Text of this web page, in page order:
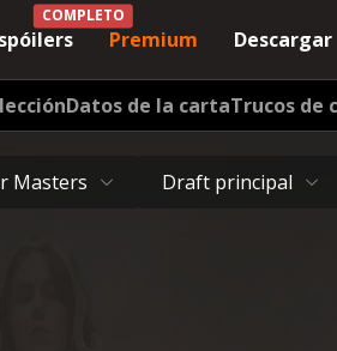
COMPLETO
Premium Descargar
Datos de la cartaTrucos de
Masters Draft principal